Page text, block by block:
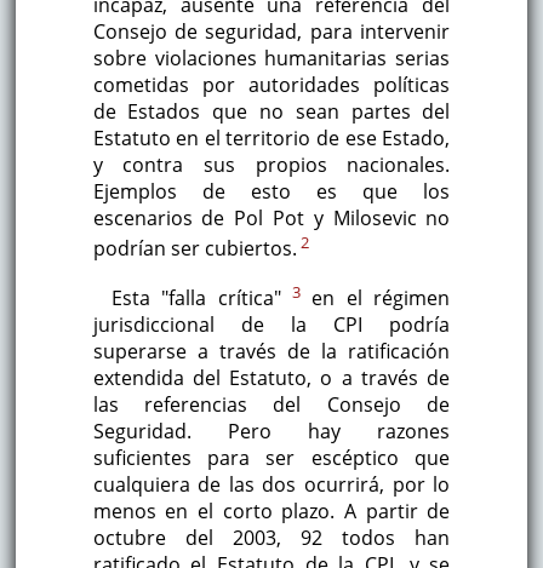
Consejo de seguridad, para intervenir
sobre violaciones humanitarias serias
cometidas por autoridades políticas
de Estados que no sean partes del
Estatuto en el territorio de ese Estado,
y contra sus propios nacionales.
Ejemplos de esto es que los
escenarios de Pol Pot y Milosevic no
podrían ser cubiertos. 2
Esta "falla crítica" 3 en el régimen
jurisdiccional de la CPI podría
superarse a través de la ratificación
extendida del Estatuto, o a través de
las referencias del Consejo de
Seguridad. Pero hay razones
suficientes para ser escéptico que
cualquiera de las dos ocurrirá, por lo
menos en el corto plazo. A partir de
octubre del 2003, 92 todos han